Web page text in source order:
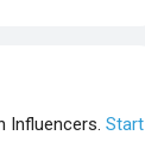
Influencers.Start